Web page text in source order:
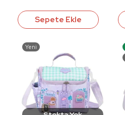
Sepete Ekle
Yeni